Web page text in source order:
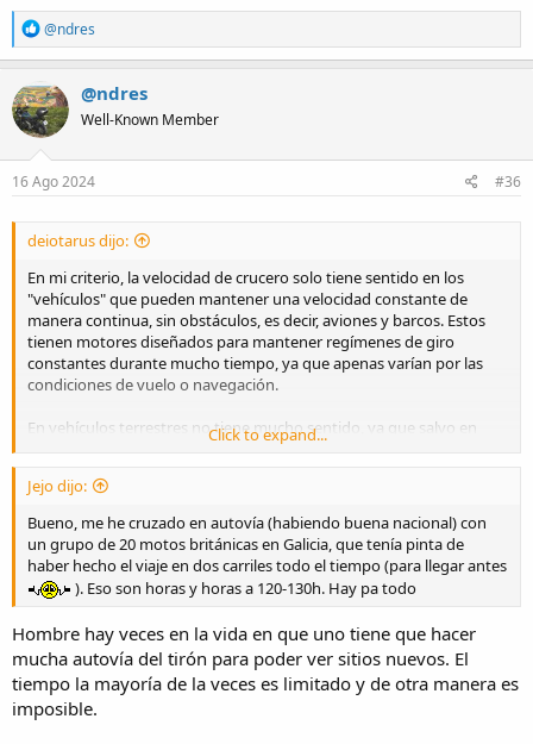
R
e
a
c
t
i
o
n
s
@ndres
@ndres
Well-Known Member
16 Ago 2024 #36
deiotarus dijo:
En mi criterio, la velocidad de crucero solo tiene sentido en los
"vehículos" que pueden mantener una velocidad constante de
manera continua, sin obstáculos, es decir, aviones y barcos. Estos
tienen motores diseñados para mantener regímenes de giro
constantes durante mucho tiempo, ya que apenas varían por las
condiciones de vuelo o navegación.
En vehículos terrestres no tiene mucho sentido, ya que salvo en
autovía despejada o carretera nacional, semivacía, es muy difícil
también constante.
Ya lo han comentado muchos compañeros, es la mayor velocidad
que puede mantener un motor, sin considerarse forzado y con un
consumo óptimo. Suele coincidir en el punto donde se cruzan las
curvas de par máximo y potencia máxima.
Click to expand...
Jejo dijo:
Bueno, me he cruzado en autovía (habiendo buena nacional) con
un grupo de 20 motos británicas en Galicia, que tenía pinta de
haber hecho el viaje en dos carriles todo el tiempo (para llegar antes
). Eso son horas y horas a 120-130h. Hay pa todo
Hombre hay veces en la vida en que uno tiene que hacer
mucha autovía del tirón para poder ver sitios nuevos. El
tiempo la mayoría de la veces es limitado y de otra manera es
imposible.